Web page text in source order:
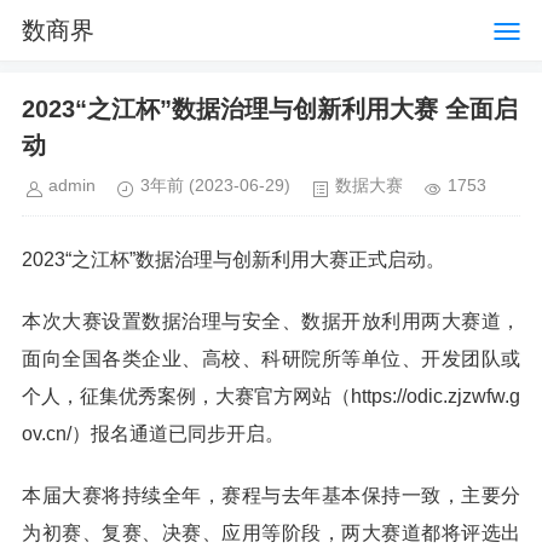
数商界
2023“之江杯”数据治理与创新利用大赛 全面启
动
admin 3年前 (2023-06-29) 数据大赛 1753
2023“之江杯”数据治理与创新利用大赛正式启动。
本次大赛设置数据治理与安全、数据开放利用两大赛道，
面向全国各类企业、高校、科研院所等单位、开发团队或
个人，征集优秀案例，大赛官方网站（https://odic.zjzwfw.g
ov.cn/）报名通道已同步开启。
本届大赛将持续全年，赛程与去年基本保持一致，主要分
为初赛、复赛、决赛、应用等阶段，两大赛道都将评选出